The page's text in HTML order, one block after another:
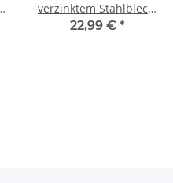
verzinktem Stahlblech,
symmetrisch, mit
22,99 € *